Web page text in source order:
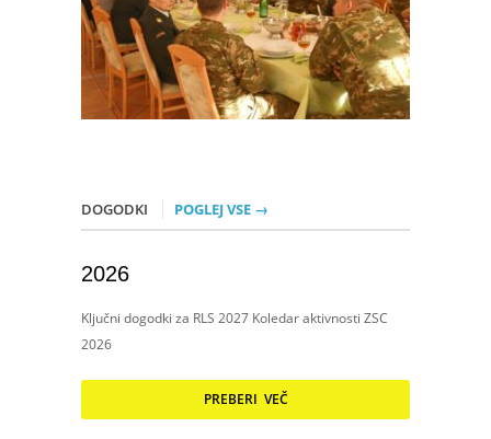
DOGODKI POGLEJ VSE →
2026
Ključni dogodki za RLS 2027 Koledar aktivnosti ZSC
2026
PREBERI VEČ